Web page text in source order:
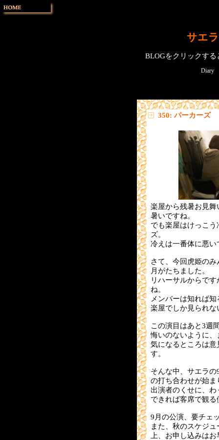
サエ
BLOGをクリックす
Diary
350: パーカーズ
楽屋から残暑お見
暑いですね。
でも楽屋はけっこ
ズ。
冷えは一番体に悪い
さて、今回虎姫の
月がたちました。
リハーサルからで
ね。
メンバーは知れば
楽屋でしか見られ
この演目はあと3週
悔いのないように
気になるところは
す。
そんな中、サエラ
の打ち合わせが始ま
出演者のくせに、
できれば客席で観
9月の公演、要チェ
また、秋のスケジ
上、お申し込みは